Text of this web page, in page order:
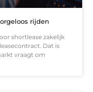
rijden
shortlease zakelijk
Dat is
vraagt om